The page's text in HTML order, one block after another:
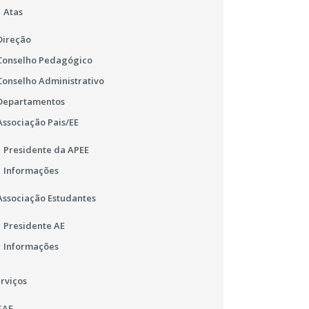
Atas
Pedagógico
Administrativo
Pais/EE
Presidente da APEE
Informações
Estudantes
Presidente AE
Informações